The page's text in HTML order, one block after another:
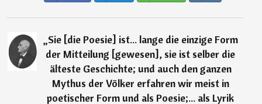
„Sie [die Poesie] ist... lange die einzige Form
der Mitteilung [gewesen], sie ist selber die
älteste Geschichte; und auch den ganzen
Mythus der Völker erfahren wir meist in
poetischer Form und als Poesie;... als Lyrik